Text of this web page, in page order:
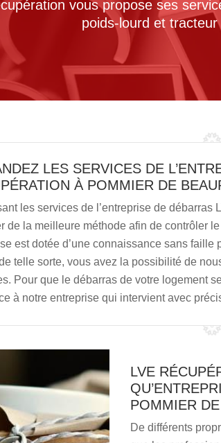
vous propose ses
poids-lourd et
LES SERVICES DE
À POMMIER DE
les services de l’entreprise de
de la meilleure méthode afin de contrôler
est dotée d’une connaissance sans
telle sorte, vous avez la possibilité de
Pour que le débarras de votre logement
à notre entreprise qui intervient avec
LVE
POMMIER
De différents